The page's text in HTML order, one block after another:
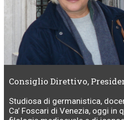
Consiglio Direttivo,
Studiosa di germanistica,
Ca’ Foscari di Venezia, oggi in